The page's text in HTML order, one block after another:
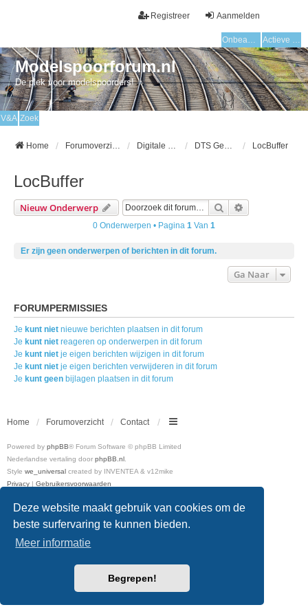
Deze website maakt gebruik van cookies om de
beste surfervaring te kunnen bieden.
Meer informatie
Begrepen!
Aanmelden
Registreer
Onbeantwoorde onderwerpen Actieve onderwerpen
Modelspoorforum.nl
De plek voor modelspoorders!
V&A Zoek
Home Forumoverzicht Digitale modelspoor DTS Gebruikersgroep LocBuffer
LocBuffer
Nieuw Onderwerp Zoek
0 Onderwerpen • Pagina 1 Van 1
Er zijn geen onderwerpen of berichten in dit forum.
Ga Naar
FORUMPERMISSIES
Je kunt niet nieuwe berichten plaatsen in dit forum
Je kunt niet reageren op onderwerpen in dit forum
Je kunt niet je eigen berichten wijzigen in dit forum
Je kunt niet je eigen berichten verwijderen in dit forum
Je kunt geen bijlagen plaatsen in dit forum
Home Forumoverzicht Contact
Powered by phpBB® Forum Software © phpBB Limited
Nederlandse vertaling door phpBB.nl
Style we_universal created by INVENTEA & v12mike
Privacy | Gebruikersvoorwaarden